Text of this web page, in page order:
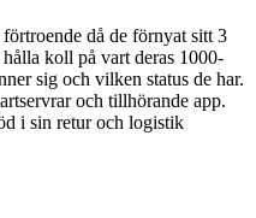
då de förnyat sitt 3
koll på vart deras 1000-
sig och vilken status de har.
och tillhörande app.
i sin retur och logistik